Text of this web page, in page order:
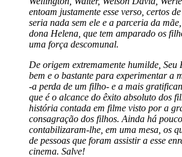
entoam justamente esse verso, certos
seria nada sem ele e a parceria da
dona Helena, que tem amparado os
uma força descomunal.
De origem extremamente humilde, Seu
bem e o bastante para experimentar a
-a perda de um filho- e a mais
que é o alcance do êxito absoluto dos
história contada em filme visto por a
consagração dos filhos. Ainda há
contabilizaram-lhe, em uma mesa, os
de pessoas que foram assistir a esse
cinema. Salve!